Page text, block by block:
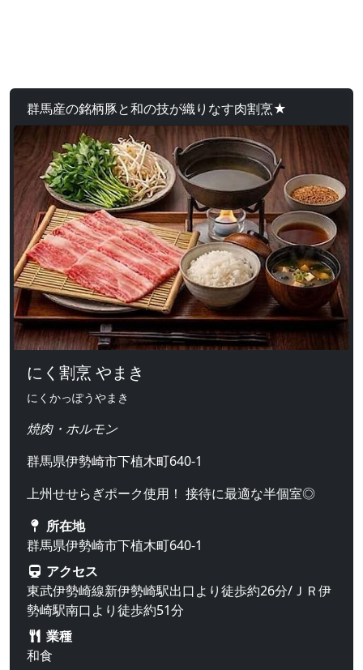
群馬産の銘柄豚と和の技が織りなす肉割烹★
にく割烹 やまき
にくかっぽうやまき
焼肉・ホルモン
群馬県伊勢崎市下植木町640-1
上州せせらぎポーク使用！ 接待に最適な半個室◎
所在地
群馬県伊勢崎市下植木町640-1
アクセス
東武伊勢崎線新伊勢崎駅出口より徒歩約26分/ＪＲ伊
勢崎駅南口より徒歩約51分
業種
和食